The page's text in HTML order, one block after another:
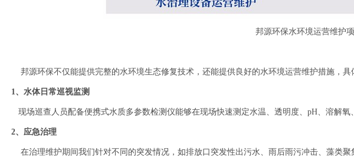
邦源环保水环境运营维护
邦源环保不仅能提供完整的水环境生态修复技术，还能提供良好的水环境运营维护措施，具
1、水体日常巡视监测
现场巡查人员配备便携式水质多参数检测仪能够在现场快速测定水温、透明度、pH、溶解
2、应急治理
在治理维护期间我们针对不同的突发情况，如排放口突发性出污水、雨后雨污冲击、藻类